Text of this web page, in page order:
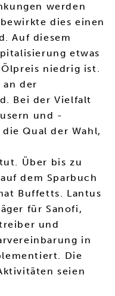
werden
dies einen
Auf diesem
etwas
niedrig ist.
der
Bei der Vielfalt
und -
Qual der Wahl,
Über bis zu
dem Sparbuch
Buffetts. Lantus
für Sanofi,
und
in
Die
seien